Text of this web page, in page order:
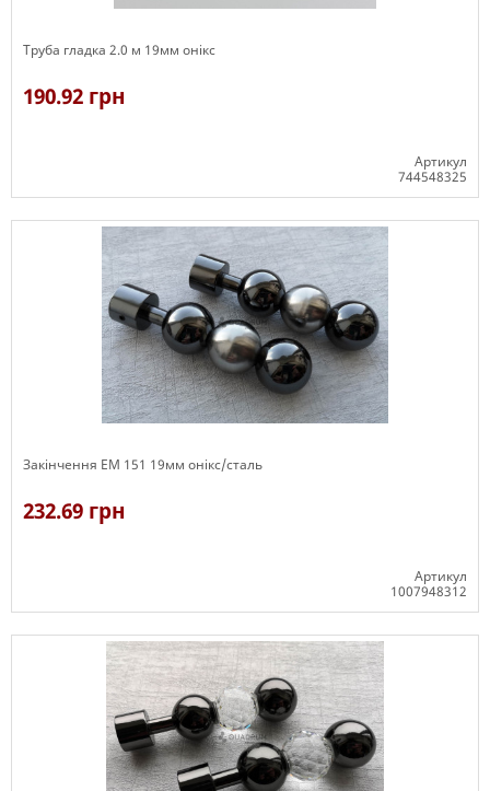
Труба гладка 2.0 м 19мм онікс
190.92 грн
Артикул
744548325
Закінчення ЕМ 151 19мм онікс/сталь
232.69 грн
Артикул
1007948312